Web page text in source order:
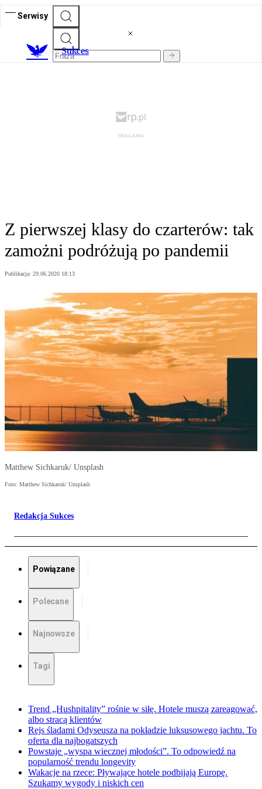
Serwisy
Sukces
Z pierwszej klasy do czarterów: tak
zamożni podróżują po pandemii
Publikacja: 29.06.2020 18:13
Matthew Sichkaruk/ Unsplash
Foto: Matthew Sichkaruk/ Unsplash
Redakcja Sukces
Powiązane
Polecane
Najnowsze
Tagi
Trend „Hushpitality” rośnie w siłę. Hotele muszą zareagować,
albo stracą klientów
Rejs śladami Odyseusza na pokładzie luksusowego jachtu. To
oferta dla najbogatszych
Powstaje „wyspa wiecznej młodości”. To odpowiedź na
popularność trendu longevity
Wakacje na rzece: Pływające hotele podbijają Europę.
Szukamy wygody i niskich cen